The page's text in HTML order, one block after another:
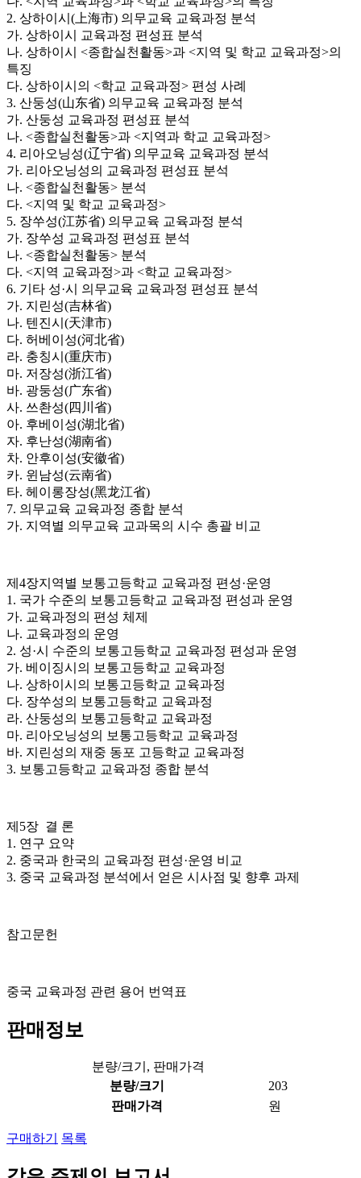
2. 상하이시(上海市) 의무교육 교육과정 분석
가. 상하이시 교육과정 편성표 분석
나. 상하이시 <종합실천활동>과 <지역 및 학교 교육과정>의
특징
다. 상하이시의 <학교 교육과정> 편성 사례
3. 산둥성(山东省) 의무교육 교육과정 분석
가. 산둥성 교육과정 편성표 분석
나. <종합실천활동>과 <지역과 학교 교육과정>
4. 리아오닝성(辽宁省) 의무교육 교육과정 분석
가. 리아오닝성의 교육과정 편성표 분석
나. <종합실천활동> 분석
다. <지역 및 학교 교육과정>
5. 장쑤성(江苏省) 의무교육 교육과정 분석
가. 장쑤성 교육과정 편성표 분석
나. <종합실천활동> 분석
다. <지역 교육과정>과 <학교 교육과정>
6. 기타 성·시 의무교육 교육과정 편성표 분석
가. 지린성(吉林省)
나. 텐진시(天津市)
다. 허베이성(河北省)
라. 충칭시(重庆市)
마. 저장성(浙江省)
바. 광둥성(广东省)
사. 쓰촨성(四川省)
아. 후베이성(湖北省)
자. 후난성(湖南省)
차. 안후이성(安徽省)
카. 윈남성(云南省)
타. 헤이롱장성(黑龙江省)
7. 의무교육 교육과정 종합 분석
가. 지역별 의무교육 교과목의 시수 총괄 비교
제4장지역별 보통고등학교 교육과정 편성·운영
1. 국가 수준의 보통고등학교 교육과정 편성과 운영
가. 교육과정의 편성 체제
나. 교육과정의 운영
2. 성·시 수준의 보통고등학교 교육과정 편성과 운영
가. 베이징시의 보통고등학교 교육과정
나. 상하이시의 보통고등학교 교육과정
다. 장쑤성의 보통고등학교 교육과정
라. 산둥성의 보통고등학교 교육과정
마. 리아오닝성의 보통고등학교 교육과정
바. 지린성의 재중 동포 고등학교 교육과정
3. 보통고등학교 교육과정 종합 분석
제5장 결 론
1. 연구 요약
2. 중국과 한국의 교육과정 편성·운영 비교
3. 중국 교육과정 분석에서 얻은 시사점 및 향후 과제
참고문헌
중국 교육과정 관련 용어 번역표
판매정보
분량/크기, 판매가격
분량/크기
203
판매가격
원
구매하기 목록